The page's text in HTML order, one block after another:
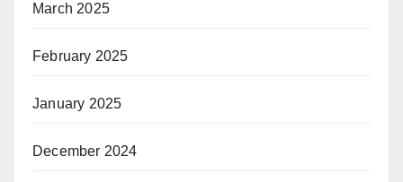
March 2025
February 2025
January 2025
December 2024